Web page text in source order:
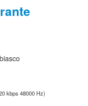
kbps 48000 Hz)